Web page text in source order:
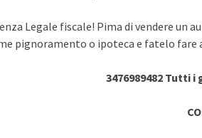
Legale fiscale! Pima di vendere un
pignoramento o ipoteca e fatelo fare
3476989482 Tutti